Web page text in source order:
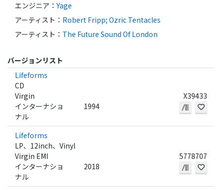
エンジニア ：Yage
アーティスト ： Robert Fripp; Ozric Tentacles
アーティスト ： The Future Sound Of London
バージョンリスト
Lifeforms
CD
Virgin
X39433
インターナショ
ナル
1994
Lifeforms
LP、12inch、Vinyl
Virgin EMI
5778707
インターナショ
ナル
2018